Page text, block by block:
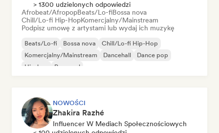
> 1300 udzielonych odpowiedzi
Afrobeat/AfropopBeats/Lo-fiBossa nova
Chill/Lo-fi Hip-HopKomercjalny/Mainstream
Podpisz umowę z artystami lub wydaj ich muzykę
Beats/Lo-fi Bossa nova
Chill/Lo-fi Hip-Hop
Komercjalny/Mainstream
Dancehall
Dance pop
Hip-hop
Pop-soul
NOWOŚCI
Zhakira Razhé
Influencer W Mediach Społecznościowych